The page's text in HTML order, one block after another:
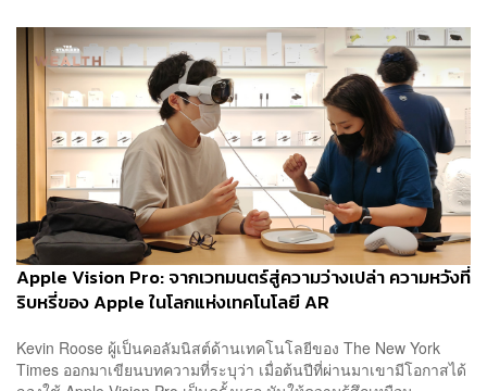
Apple Vision Pro: จากเวทมนตร์สู่ความว่างเปล่า ความหวังที่
ริบหรี่ของ Apple ในโลกแห่งเทคโนโลยี AR
Kevin Roose ผู้เป็นคอลัมนิสต์ด้านเทคโนโลยีของ The New York
Times ออกมาเขียนบทความที่ระบุว่า เมื่อต้นปีที่ผ่านมาเขามีโอกาสได้